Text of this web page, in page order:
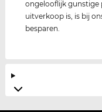
ongelooflijk gunstige
uitverkoop is, is bij
besparen.